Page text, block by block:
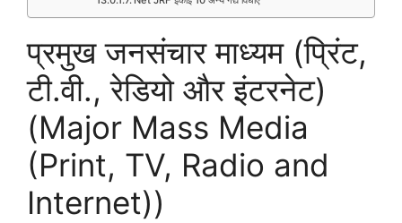
प्रमुख जनसंचार माध्यम (प्रिंट,
टी.वी., रेडियो और इंटरनेट)
(Major Mass Media
(Print, TV, Radio and
Internet))